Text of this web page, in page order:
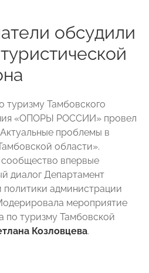
обсудили
туризму Тамбовского
«ОПОРЫ РОССИИ» провел
проблемы в
области».
впервые
диалог Департамент
администрации
мероприятие
по туризму Тамбовской
Козловцева.